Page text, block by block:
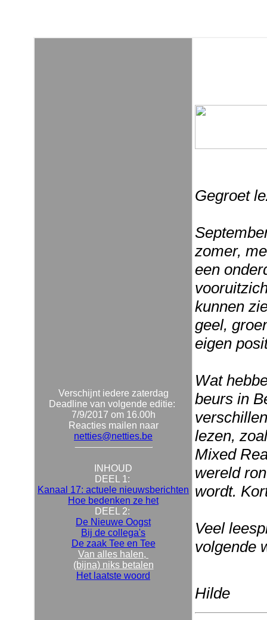
Verschijnt iedere zaterdag
Deadline van volgende editie:
7/9/2017 om 16.00h
Reacties mailen naar
netties@netties.be
INHOUD
DEEL 1:
Kanaal 17: actuele nieuwsberichten
Hoe bedenken ze het
DEEL 2:
De Nieuwe Oogst
Bij de collega's
De zaak Tee en Tee
Van alles halen,
(bijna) niks betalen
Het laatste woord
Gegroet
zomer,
een
kunnen
geel,
eigen
Wat
beurs in
lezen,
Mixed
wereld
wordt.
Veel
volgende
Hilde